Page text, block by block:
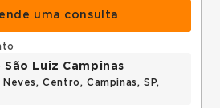
uma consulta
Luiz Campinas
Centro, Campinas, SP,